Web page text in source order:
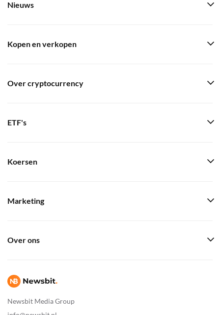
Newsbit Media Group
Nieuws
Kopen en verkopen
Over cryptocurrency
ETF's
Koersen
Marketing
Over ons